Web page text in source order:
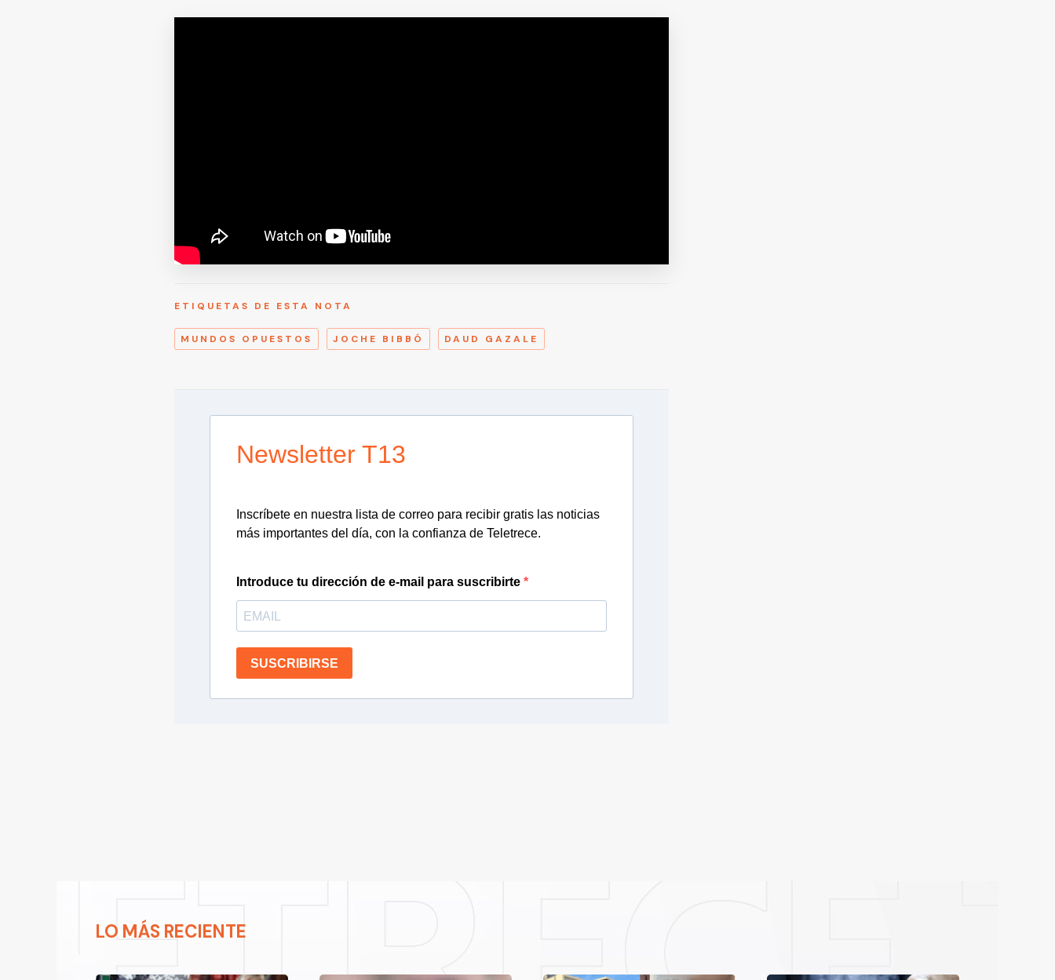
ETIQUETAS DE ESTA NOTA
MUNDOS OPUESTOS JOCHE BIBBÓ DAUD GAZALE
Newsletter T13
Inscríbete en nuestra lista de correo para recibir gratis las noticias
más importantes del día, con la confianza de Teletrece.
Introduce tu dirección de e-mail para suscribirte
SUSCRIBIRSE
LO MÁS RECIENTE